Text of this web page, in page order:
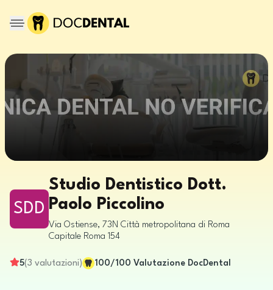
SDD
Studio Dentistico Dott.
Paolo Piccolino
Via Ostiense, 73N Città metropolitana di Roma
Capitale Roma 154
5(3 valutazioni) 100/100 Valutazione DocDental